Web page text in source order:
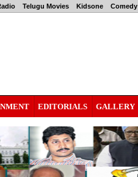
Telugu Movies Kidsone Comedy
EDITORIALS GALLERY